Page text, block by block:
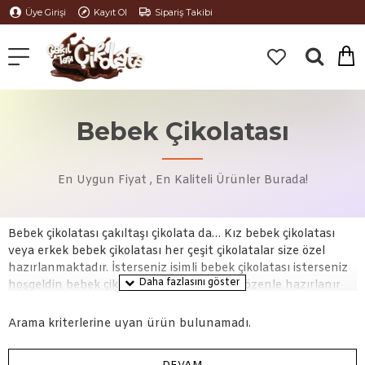
Üye Girişi Kayıt Ol Sipariş Takibi
Bebek Çikolatası
En Uygun Fiyat , En Kaliteli Ürünler Burada!
Bebek çikolatası çakıltaşı çikolata da… Kız bebek çikolatası
veya erkek bebek çikolatası her çeşit çikolatalar size özel
hazırlanmaktadır. İsterseniz isimli bebek çikolatası isterseniz
hoşgeldin bebek çikolatası yaptırın. Hepsi özenle hazırlanır
Arama kriterlerine uyan ürün bulunamadı.